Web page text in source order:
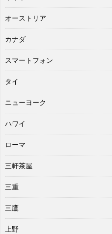
オーストリア
カナダ
スマートフォン
タイ
ニューヨーク
ハワイ
ローマ
三軒茶屋
三重
三鷹
上野